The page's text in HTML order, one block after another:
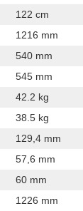
122 cm
1216 mm
540 mm
545 mm
42.2 kg
38.5 kg
129,4 mm
57,6 mm
60 mm
1226 mm